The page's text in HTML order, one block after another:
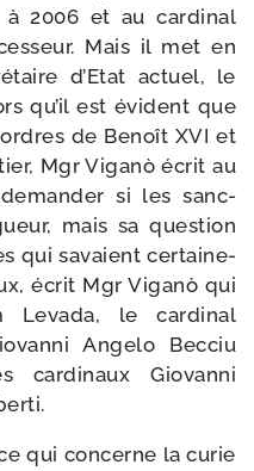
à 2006 et au car­di­nal
Mais il met en
d’Etat actuel, le
qu’il est évident que
de Benoît XVI et
Mgr Viganò écrit au
si les sanc­
mais sa ques­tion
qui savaient cer­tai­ne­
écrit Mgr Viganò qui
Levada, le car­di­nal
Angelo Becciu
car­di­naux Giovanni
qui concerne la curie